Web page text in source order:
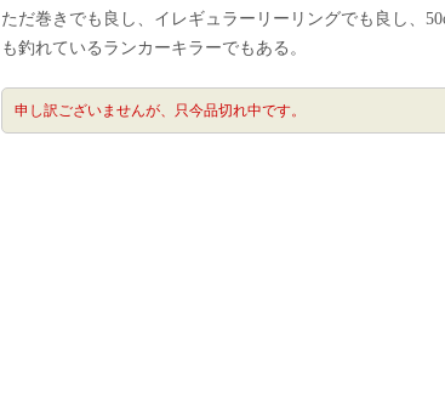
ただ巻きでも良し、イレギュラーリーリングでも良し、
も釣れているランカーキラーでもある。
申し訳ございませんが、只今品切れ中です。